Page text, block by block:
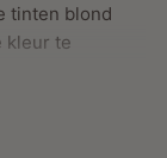
tinten blond
kleur te